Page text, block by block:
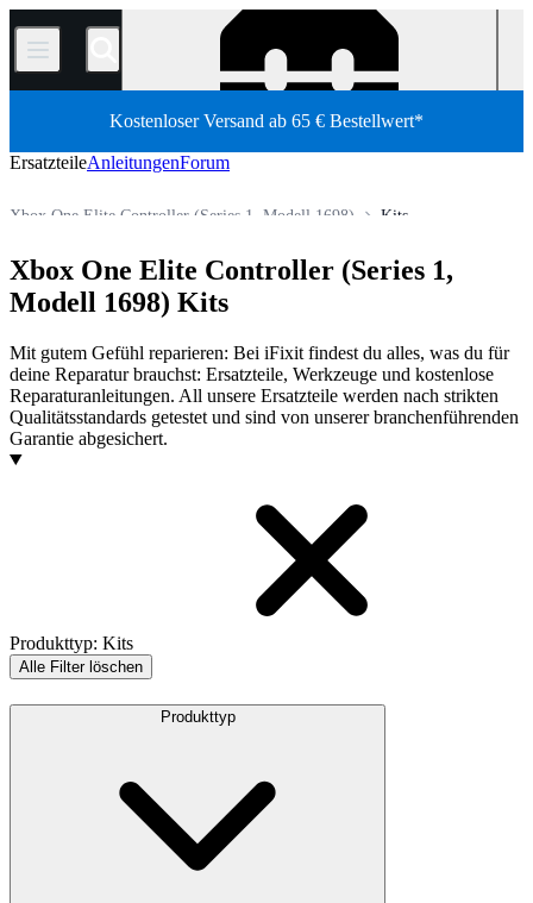
/
Kostenloser Versand ab 65 € Bestellwert*
ErsatzteileAnleitungenForum
Kits
Xbox One Elite Controller (Series 1, Modell 1698)
Microsoft Spielekonsolen
Spielekonsolen
Ersatzteile
Shop
Xbox One Elite Controller (Series 1,
Modell 1698) Kits
Mit gutem Gefühl reparieren: Bei iFixit findest du alles, was du für
deine Reparatur brauchst: Ersatzteile, Werkzeuge und kostenlose
Reparaturanleitungen. All unsere Ersatzteile werden nach strikten
Qualitätsstandards getestet und sind von unserer branchenführenden
Garantie abgesichert.
Produkte
Produkttyp: Kits
Alle Filter löschen
Produkttyp